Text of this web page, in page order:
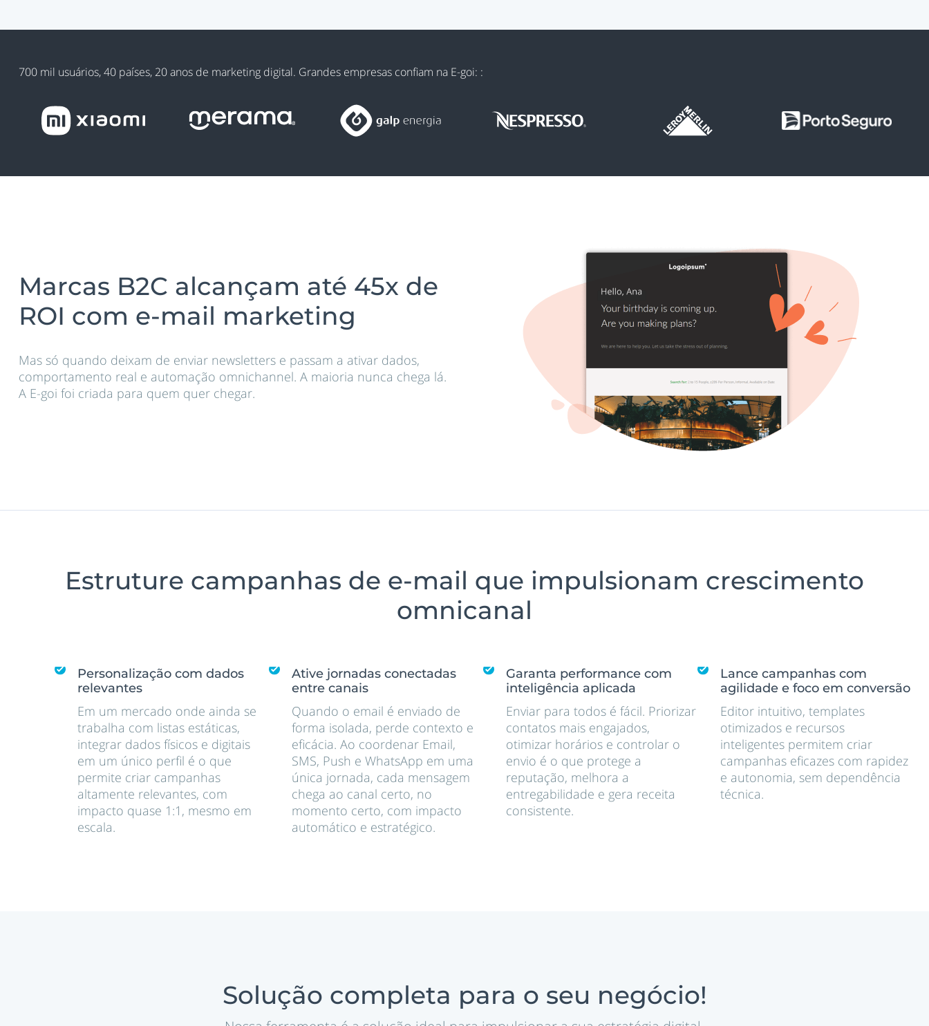
700 mil usuários, 40 países, 20 anos de marketing digital. Grandes empresas confiam na E-goi: :
Marcas B2C alcançam até 45x de
ROI com e-mail marketing
Mas só quando deixam de enviar newsletters e passam a ativar dados,
comportamento real e automação omnichannel. A maioria nunca chega lá.
A E-goi foi criada para quem quer chegar.
Estruture campanhas de e-mail que impulsionam crescimento
omnicanal
Personalização com dados
relevantes
Em um mercado onde ainda se
trabalha com listas estáticas,
integrar dados físicos e digitais
em um único perfil é o que
permite criar campanhas
altamente relevantes, com
impacto quase 1:1, mesmo em
escala.
Ative jornadas conectadas
entre canais
Quando o email é enviado de
forma isolada, perde contexto e
eficácia. Ao coordenar Email,
SMS, Push e WhatsApp em uma
única jornada, cada mensagem
chega ao canal certo, no
momento certo, com impacto
automático e estratégico.
Garanta performance com
inteligência aplicada
Enviar para todos é fácil. Priorizar
contatos mais engajados,
otimizar horários e controlar o
envio é o que protege a
reputação, melhora a
entregabilidade e gera receita
consistente.
Lance campanhas com
agilidade e foco em conversão
Editor intuitivo, templates
otimizados e recursos
inteligentes permitem criar
campanhas eficazes com rapidez
e autonomia, sem dependência
técnica.
Solução completa para o seu negócio!